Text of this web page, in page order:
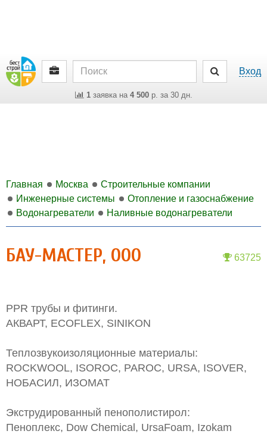
Вход
1заявка на 4 500р. за 30 дн.
Главная Москва
Строительные компании
Инженерные системы
Отопление и газоснабжение
Водонагреватели
Наливные водонагреватели
63725
БАУ-МАСТЕР, OOO
PPR трубы и фитинги.
АКВАРТ, ECOFLEX, SINIKON
Теплозвукоизоляционные материалы:
ROCKWOOL, ISOROC, PAROC, URSA, ISOVER,
НОБАСИЛ, ИЗОМАТ
Экструдированный пенополистирол:
Пеноплекс, Dow Chemical, UrsaFoam, Izokam